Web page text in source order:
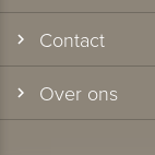
Contact
Over ons